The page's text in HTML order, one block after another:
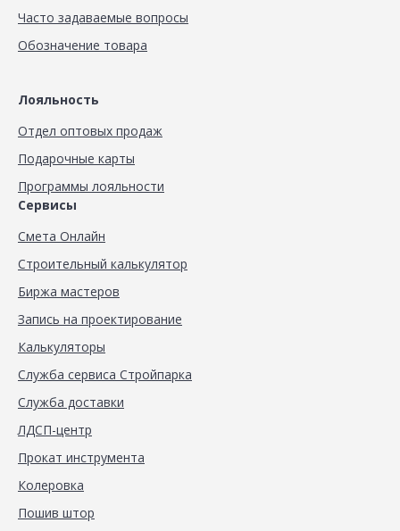
Часто задаваемые вопросы
Обозначение товара
Лояльность
Отдел оптовых продаж
Подарочные карты
Программы лояльности
Сервисы
Смета Онлайн
Строительный калькулятор
Биржа мастеров
Запись на проектирование
Калькуляторы
Служба сервиса Стройпарка
Служба доставки
ЛДСП-центр
Прокат инструмента
Колеровка
Пошив штор